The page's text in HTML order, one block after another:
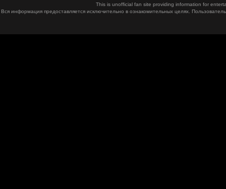
This is unofficial fan site providing information for
Вся информация предоставляется исключительно в ознакомительных целях.